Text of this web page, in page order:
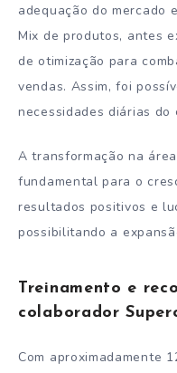
adequação do mercado
Mix de produtos, antes
de otimização para
vendas. Assim, foi
necessidades diárias do
A transformação na
fundamental para o
resultados positivos e
possibilitando a
Treinamento e
colaborador
Com aproximadamente